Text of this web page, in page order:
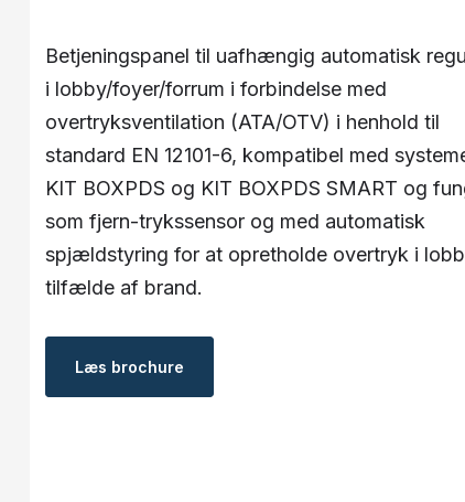
Betjeningspanel til uafhængig automatisk
i lobby/foyer/forrum i forbindelse med
overtryksventilation (ATA/OTV) i henhold til
standard EN 12101-6, kompatibel med
KIT BOXPDS og KIT BOXPDS SMART og
som fjern-trykssensor og med automatisk
spjældstyring for at opretholde overtryk i
tilfælde af brand.
Læs ​brochure